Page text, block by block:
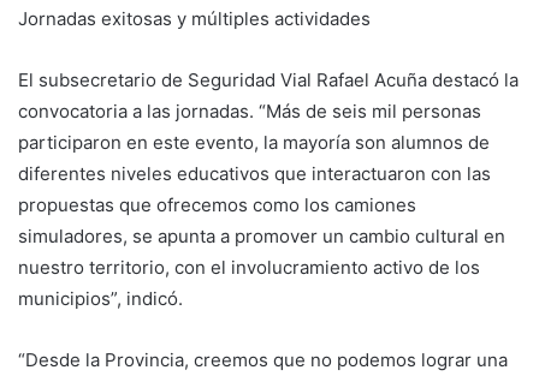
Jornadas exitosas y múltiples actividades
El subsecretario de Seguridad Vial Rafael Acuña destacó la
convocatoria a las jornadas. “Más de seis mil personas
participaron en este evento, la mayoría son alumnos de
diferentes niveles educativos que interactuaron con las
propuestas que ofrecemos como los camiones
simuladores, se apunta a promover un cambio cultural en
nuestro territorio, con el involucramiento activo de los
municipios”, indicó.
“Desde la Provincia, creemos que no podemos lograr una